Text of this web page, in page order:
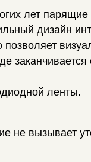
лет
дизайн
ленты.
не вызывает